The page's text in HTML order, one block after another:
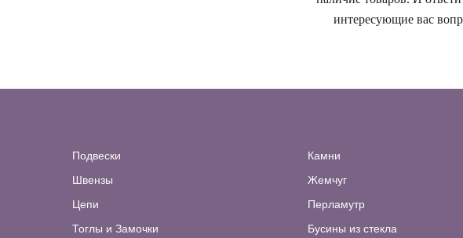
интересующие вас
Подвески
Швензы
Цепи
Тоглы и Замочки
Камни
Жемчуг
Перламутр
Бусины из стекла